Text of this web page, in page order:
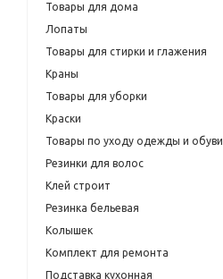
Товары для дома
Лопаты
Товары для стирки и глажения
Краны
Товары для уборки
Краски
Товары по уходу одежды и обуви
Резинки для волос
Клей строит
Резинка бельевая
Колышек
Комплект для ремонта
Подставка кухонная